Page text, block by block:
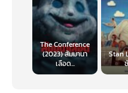
เดิม และเขาจะต้องเลือกระหว่างจ
ที่เขาเรียกกว่าครอบครัวเหมือนกัน
แม้ว่า F9 ที่เลื่อนมาตั้งแต่ปีที่แล้วมา
จะได้ฉายตามกำหนด หรือว่าจะต้อง
สัมภาษณ์ วิน ดีเซล นักแสดงนำประจ
10 ที่ วิน ดีเซล เคยประกาศไว้ว่าจะ
The Conference
(2023) สัมมานา
เลือด...
Stan